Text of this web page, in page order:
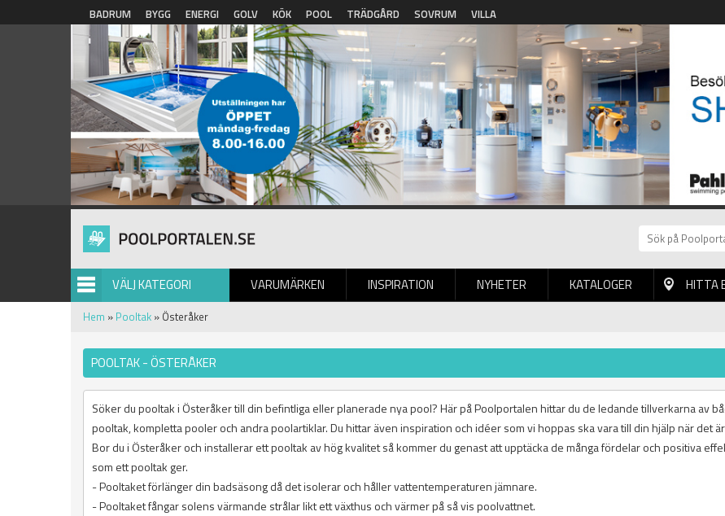
Hoppa till huvudinnehåll
BADRUM BYGG ENERGI GOLV KÖK POOL TRÄDGÅRD SOVRUM VILLA
VÄLJ KATEGORI VARUMÄRKEN INSPIRATION NYHETER
BILDGALLERI KATALOGER HITTA
Hem » Pooltak » Österåker
POOLTAK - ÖSTERÅKER
Söker du pooltak i Österåker till din befintliga eller planerade nya pool? Här på Poolportalen hittar du de ledande tillverkarna av
pooltak, kompletta pooler och andra poolartiklar. Du hittar även inspiration och idéer som vi hoppas ska vara till din hjälp när det
Bor du i Österåker och installerar ett pooltak av hög kvalitet så kommer du genast att upptäcka de många fördelar och positiva
som ett pooltak ger.
- Pooltaket förlänger din badsäsong då det isolerar och håller vattentemperaturen jämnare.
- Pooltaket fångar solens värmande strålar likt ett växthus och värmer på så vis poolvattnet.